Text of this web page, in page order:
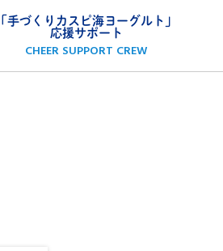
「手づくりカスピ海ヨーグルト」
応援サポート
CHEER SUPPORT CREW